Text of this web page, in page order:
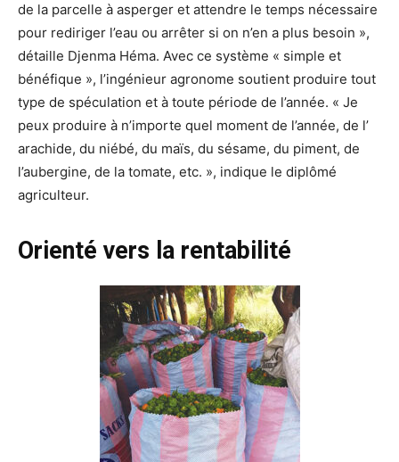
de la parcelle à asperger et attendre le temps nécessaire
pour rediriger l’eau ou arrêter si on n’en a plus besoin »,
détaille Djenma Héma. Avec ce système « simple et
bénéfique », l’ingénieur agronome soutient produire tout
type de spéculation et à toute période de l’année. « Je
peux produire à n’importe quel moment de l’année, de l’
arachide, du niébé, du maïs, du sésame, du piment, de
l’aubergine, de la tomate, etc. », indique le diplômé
agriculteur.
Orienté vers la rentabilité